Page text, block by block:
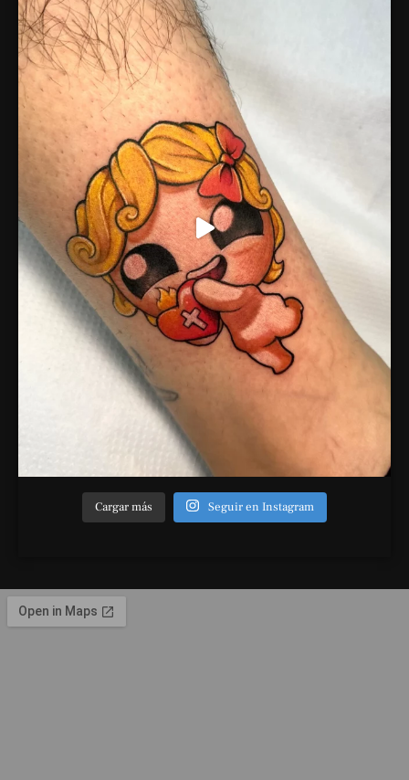
Cargar más Seguir en Instagram